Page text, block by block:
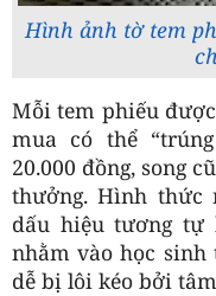
Hình ảnh tờ tem
Mỗi tem phiếu
mua có thể
20.000 đồng, song
thưởng. Hình thức
dấu hiệu tương tự
nhằm vào học
dễ bị lôi kéo bởi